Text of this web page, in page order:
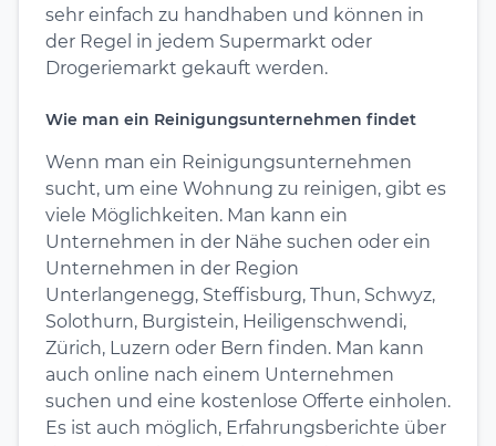
sehr einfach zu handhaben und können in
der Regel in jedem Supermarkt oder
Drogeriemarkt gekauft werden.
Wie man ein Reinigungsunternehmen findet
Wenn man ein Reinigungsunternehmen
sucht, um eine Wohnung zu reinigen, gibt es
viele Möglichkeiten. Man kann ein
Unternehmen in der Nähe suchen oder ein
Unternehmen in der Region
Unterlangenegg, Steffisburg, Thun, Schwyz,
Solothurn, Burgistein, Heiligenschwendi,
Zürich, Luzern oder Bern finden. Man kann
auch online nach einem Unternehmen
suchen und eine kostenlose Offerte einholen.
Es ist auch möglich, Erfahrungsberichte über